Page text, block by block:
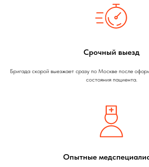
Срочный выезд
Бригада скорой выезжает сразу по Москве после
состояния пациента.
Опытные